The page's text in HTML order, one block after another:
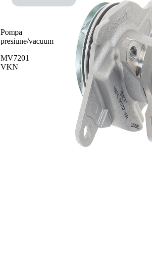
Pompa
presiune/vacuum
MV7201
VKN